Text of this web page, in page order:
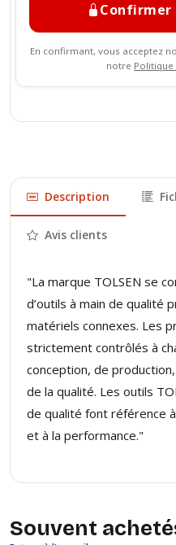
Confirmer
En confirmant, vous acceptez
notre
Description
Avis clients
"La marque TOLSEN se
d’outils à main de qualité
matériels connexes. Les
strictement contrôlés à
conception, de
de la qualité. Les outils
de qualité font référence
et à la performance."
Souvent